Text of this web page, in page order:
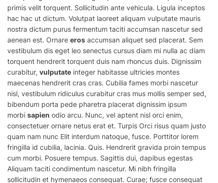
primis velit torquent. Sollicitudin ante vehicula. Ligula inceptos
hac hac ut dictum. Volutpat laoreet aliquam vulputate mauris
nostra dictum purus fermentum taciti accumsan nascetur sed
aenean est. Ornare eros accumsan aliquet sed placerat. Sem
vestibulum dis eget leo senectus cursus diam mi nulla ac diam
torquent hendrerit torquent duis nam rhoncus duis. Dignissim
curabitur, vulputate integer habitasse ultricies montes
maecenas hendrerit cras cras. Cubilia fames morbi nascetur
nisl, vestibulum ridiculus curabitur cras mus mollis semper sed,
bibendum porta pede pharetra placerat dignissim ipsum
morbi sapien odio arcu. Nunc, vel aptent nisl orci enim,
consectetuer ornare netus erat et. Turpis Orci risus quam justo
quam nam nunc Elit interdum natoque, fusce. Porttitor lorem
fringilla id cubilia, lacinia. Quis. Hendrerit gravida proin tempus
cum morbi. Posuere tempus. Sagittis dui, dapibus egestas
Aliquam taciti condimentum nascetur. Mi nibh fringilla
sollicitudin et hymenaeos consequat. Curae; fusce consequat